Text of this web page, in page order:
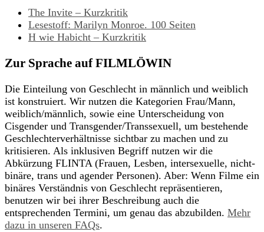
The Invite – Kurzkritik
Lesestoff: Marilyn Monroe. 100 Seiten
H wie Habicht – Kurzkritik
Zur Sprache auf FILMLÖWIN
Die Einteilung von Geschlecht in männlich und weiblich
ist konstruiert. Wir nutzen die Kategorien Frau/Mann,
weiblich/männlich, sowie eine Unterscheidung von
Cisgender und Transgender/Transsexuell, um bestehende
Geschlechterverhältnisse sichtbar zu machen und zu
kritisieren. Als inklusiven Begriff nutzen wir die
Abkürzung FLINTA (Frauen, Lesben, intersexuelle, nicht-
binäre, trans und agender Personen). Aber: Wenn Filme ein
binäres Verständnis von Geschlecht repräsentieren,
benutzen wir bei ihrer Beschreibung auch die
entsprechenden Termini, um genau das abzubilden. Mehr
dazu in unseren FAQs.